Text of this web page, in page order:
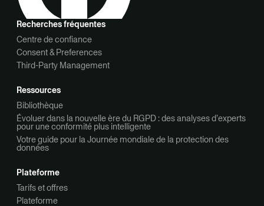
Recherches fréquentes
Centre de confiance
Consent & Preferences
Third-Party Management
Ressources
Bibliothèque
Évoluer dans la nouvelle ère du RGPD : des analyses d’experts
pour une conformité plus intelligente
Votre guide pour la Journée mondiale de la protection des
données
Plateforme
Tarifs et offres
Plateforme